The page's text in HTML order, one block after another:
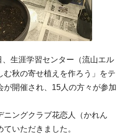
生涯学習センター（流山エル
む秋の寄せ植えを作ろう」をテ
が開催され、15人の方々が参加
ニングクラブ花恋人（かれん
いただきました。